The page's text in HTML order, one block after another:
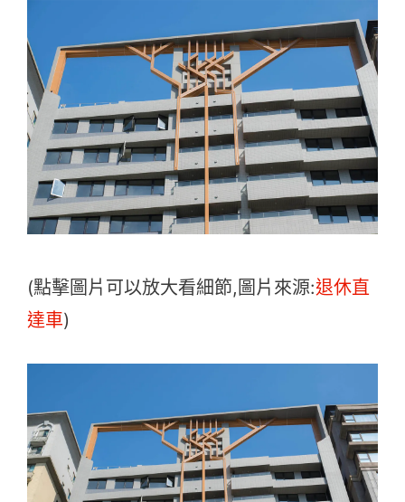
(點擊圖片可以放大看細節,圖片來源:退休直
達車)